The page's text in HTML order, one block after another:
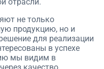
не только
продукцию, но и
для реализации
в успехе
мы видим в